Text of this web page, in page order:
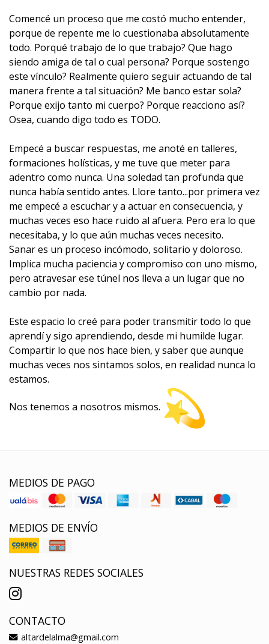
Comencé un proceso que me costó mucho entender,
porque de repente me lo cuestionaba absolutamente
todo. Porqué trabajo de lo que trabajo? Que hago
siendo amiga de tal o cual persona? Porque sostengo
este vínculo? Realmente quiero seguir actuando de tal
manera frente a tal situación? Me banco estar sola?
Porque exijo tanto mi cuerpo? Porque reacciono así?
Osea, cuando digo todo es TODO.
Empecé a buscar respuestas, me anoté en talleres,
formaciones holísticas, y me tuve que meter para
adentro como nunca. Una soledad tan profunda que
nunca había sentido antes. Llore tanto...por primera vez
me empecé a escuchar y a actuar en consecuencia, y
muchas veces eso hace ruido al afuera. Pero era lo que
necesitaba, y lo que aún muchas veces necesito.
Sanar es un proceso incómodo, solitario y doloroso.
Implica mucha paciencia y compromiso con uno mismo,
pero atravesar ese túnel nos lleva a un lugar que no
cambio por nada.
Este espacio lo creé para poder transmitir todo lo que
aprendí y sigo aprendiendo, desde mi humilde lugar.
Compartir lo que nos hace bien, y saber que aunque
muchas veces nos sintamos solos, en realidad nunca lo
estamos.
Nos tenemos a nosotros mismos.
MEDIOS DE PAGO
MEDIOS DE ENVÍO
NUESTRAS REDES SOCIALES
CONTACTO
altardelalma@gmail.com